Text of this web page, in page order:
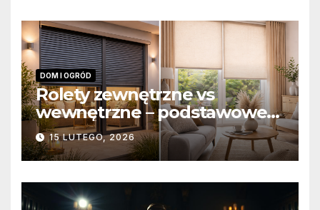
DOM I OGRÓD
Rolety zewnętrzne vs
wewnętrzne – podstawowe
różnice konstrukcyjne i
funkcjonalne
15 LUTEGO, 2026